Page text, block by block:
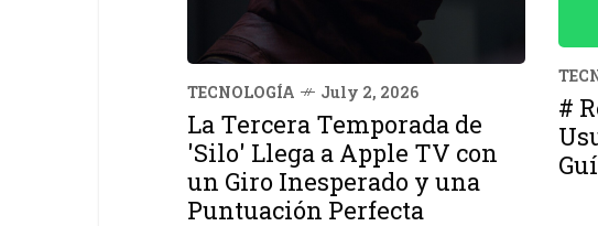
TECNOLOGÍA July 2, 2026
La Tercera Temporada de
'Silo' Llega a Apple TV con
un Giro Inesperado y una
Puntuación Perfecta
#